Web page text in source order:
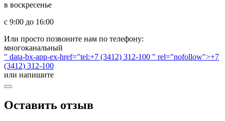
в воскресенье
с 9:00 до 16:00
Или просто позвоните нам по телефону:
многоканальный
" data-bx-app-ex-href="tel:+7 (3412) 312-100 " rel="nofollow">+7
(3412) 312-100
или напишите
Оставить отзыв